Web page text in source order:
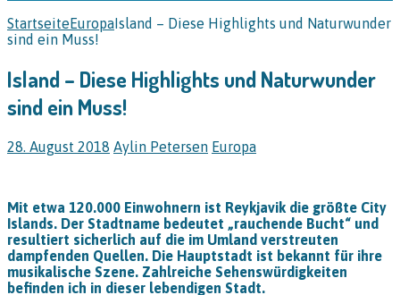
StartseiteEuropaIsland – Diese Highlights und Naturwunder
sind ein Muss!
Island – Diese Highlights und Naturwunder
sind ein Muss!
28. August 2018 Aylin Petersen Europa
Mit etwa 120.000 Einwohnern ist Reykjavik die größte City
Islands. Der Stadtname bedeutet „rauchende Bucht“ und
resultiert sicherlich auf die im Umland verstreuten
dampfenden Quellen. Die Hauptstadt ist bekannt für ihre
musikalische Szene. Zahlreiche Sehenswürdigkeiten
befinden ich in dieser lebendigen Stadt.